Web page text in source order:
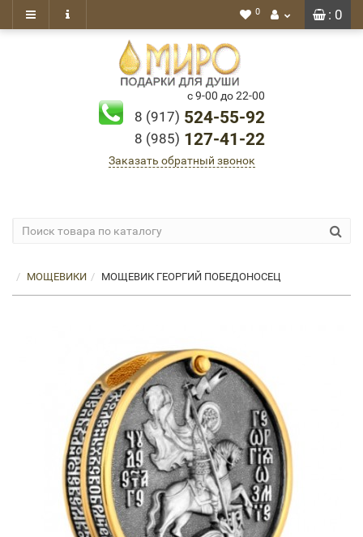
: 0
0
с 9-00 до 22-00
8 (917) 524-55-92
8 (985) 127-41-22
Заказать обратный звонок
МОЩЕВИКИ МОЩЕВИК ГЕОРГИЙ ПОБЕДОНОСЕЦ